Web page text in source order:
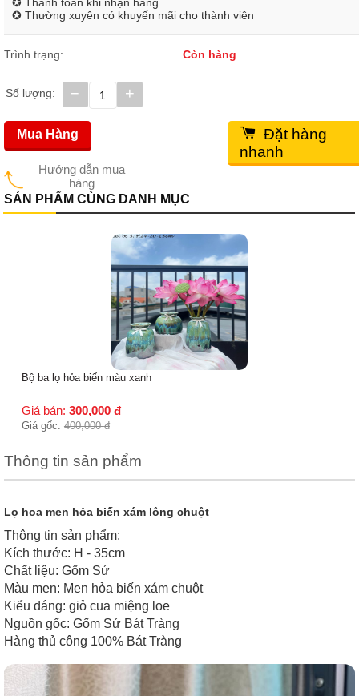
✪ Thường xuyên có khuyến mãi cho thành viên
Trình trạng: Còn hàng
Số lượng: +
−
Hướng dẫn mua
hàng
Mua Hàng
Đặt hàng
nhanh
SẢN PHẨM CÙNG DANH MỤC
Bộ ba lọ hỏa biến màu nâu
300,000 đ
400,000 đ
Thông tin sản phẩm
Lọ hoa men hỏa biến xám lông chuột
Thông tin sản phẩm:
Kích thước: H - 35cm
Chất liệu: Gốm Sứ
Màu men: Men hỏa biến xám chuột
Kiểu dáng: giỏ cua miệng loe
Nguồn gốc: Gốm Sứ Bát Tràng
Hàng thủ công 100% Bát Tràng